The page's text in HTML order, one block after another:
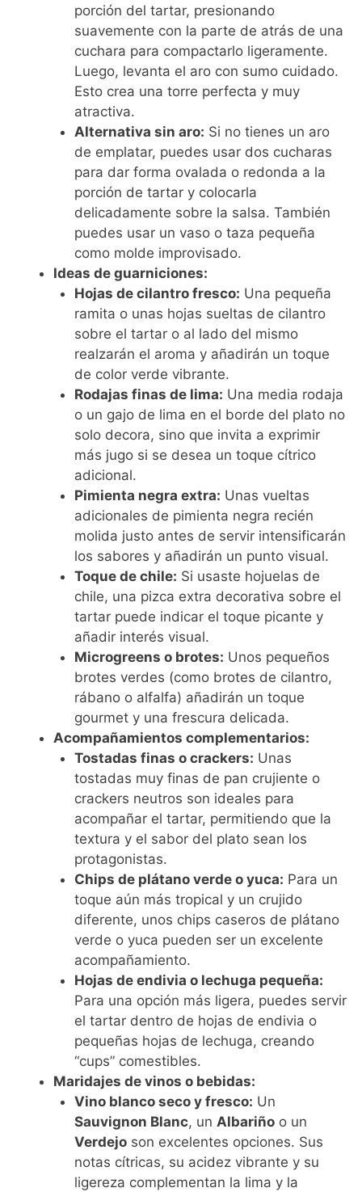
porción del tartar, presionando
suavemente con la parte de atrás de una
cuchara para compactarlo ligeramente.
Luego, levanta el aro con sumo cuidado.
Esto crea una torre perfecta y muy
atractiva.
Alternativa sin aro: Si no tienes un aro
de emplatar, puedes usar dos cucharas
para dar forma ovalada o redonda a la
porción de tartar y colocarla
delicadamente sobre la salsa. También
puedes usar un vaso o taza pequeña
como molde improvisado.
Ideas de guarniciones:
Hojas de cilantro fresco: Una pequeña
ramita o unas hojas sueltas de cilantro
sobre el tartar o al lado del mismo
realzarán el aroma y añadirán un toque
de color verde vibrante.
Rodajas finas de lima: Una media rodaja
o un gajo de lima en el borde del plato no
solo decora, sino que invita a exprimir
más jugo si se desea un toque cítrico
adicional.
Pimienta negra extra: Unas vueltas
adicionales de pimienta negra recién
molida justo antes de servir intensificarán
los sabores y añadirán un punto visual.
Toque de chile: Si usaste hojuelas de
chile, una pizca extra decorativa sobre el
tartar puede indicar el toque picante y
añadir interés visual.
Microgreens o brotes: Unos pequeños
brotes verdes (como brotes de cilantro,
rábano o alfalfa) añadirán un toque
gourmet y una frescura delicada.
Acompañamientos complementarios:
Tostadas finas o crackers: Unas
tostadas muy finas de pan crujiente o
crackers neutros son ideales para
acompañar el tartar, permitiendo que la
textura y el sabor del plato sean los
protagonistas.
Chips de plátano verde o yuca: Para un
toque aún más tropical y un crujido
diferente, unos chips caseros de plátano
verde o yuca pueden ser un excelente
acompañamiento.
Hojas de endivia o lechuga pequeña:
Para una opción más ligera, puedes servir
el tartar dentro de hojas de endivia o
pequeñas hojas de lechuga, creando
“cups” comestibles.
Maridajes de vinos o bebidas:
Vino blanco seco y fresco: Un
Sauvignon Blanc, un Albariñoo un
Verdejoson excelentes opciones. Sus
notas cítricas, su acidez vibrante y su
ligereza complementan la lima y la